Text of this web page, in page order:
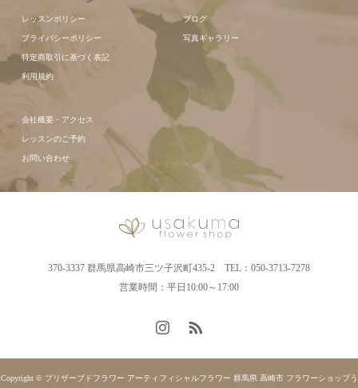
レッスンポリシー
プライバシーポリシー
特定商取引に基づく表記
利用規約
ブログ
写真ギャラリー
会社概要・アクセス
レッスンのご予約
お問い合わせ
370-3337 群馬県高崎市三ツ子沢町435-2 TEL：050-3713-7278
営業時間：平日10:00～17:00
Copyright © プリザーブドフラワー アーティフィシャルフラワー 群馬県 高崎市 フラワーショップう